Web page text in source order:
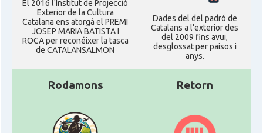
El 2016 l'Institut de Projecció
Exterior de la Cultura
Catalana ens atorgà el PREMI
JOSEP MARIA BATISTA I
ROCA per reconéixer la tasca
de CATALANSALMON
Dades del del padró de
Catalans a l'exterior des
del 2009 fins avui,
desglossat per paisos i
anys.
Rodamons Retorn